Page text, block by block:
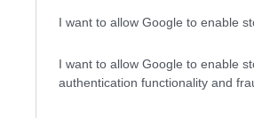
I want to allow Google to enable
I want to allow Google to enable
authentication functionality and